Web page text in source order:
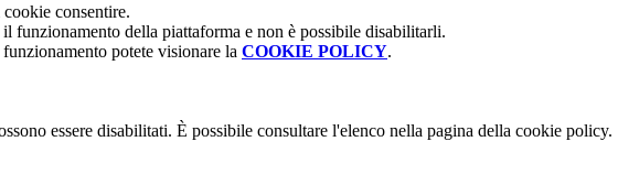
consentire.
funzionamento della piattaforma e non è possibile disabilitarli.
potete visionare la COOKIE POLICY.
essere disabilitati. È possibile consultare l'elenco nella pagina della cookie policy.